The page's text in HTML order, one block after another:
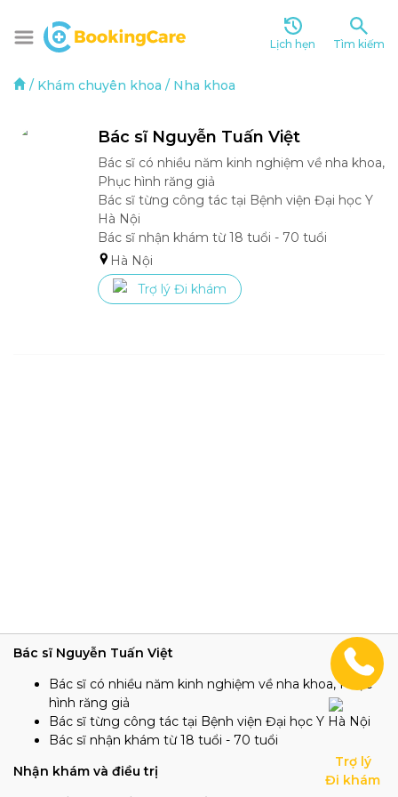
Lịch hẹn Tìm kiếm
/ Khám chuyên khoa / Nha khoa
Bác sĩ Nguyễn Tuấn Việt
Bác sĩ có nhiều năm kinh nghiệm về nha khoa,
Phục hình răng giả
Bác sĩ từng công tác tại Bệnh viện Đại học Y
Hà Nội
Bác sĩ nhận khám từ 18 tuổi - 70 tuổi
Hà Nội
Trợ lý Đi khám
Bác sĩ Nguyễn Tuấn Việt
Bác sĩ có nhiều năm kinh nghiệm về nha khoa, Phục
hình răng giả
Bác sĩ từng công tác tại Bệnh viện Đại học Y Hà Nội
Bác sĩ nhận khám từ 18 tuổi - 70 tuổi
Nhận khám và điều trị
Trợ lý
Đi khám